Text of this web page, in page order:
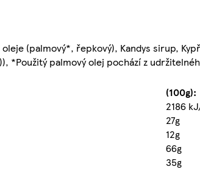
(palmový*, řepkový), Kandys sirup,
)), *Použitý palmový olej pochází z
(100g):
2186
27g
12g
66g
35g